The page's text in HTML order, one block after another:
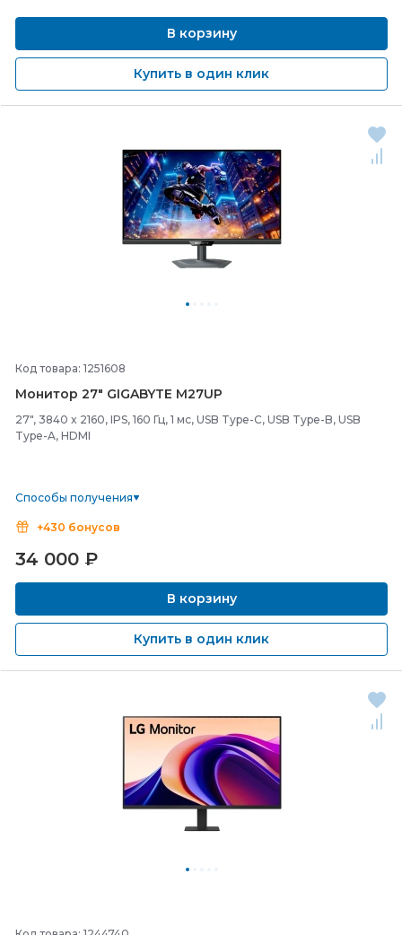
В корзину
Купить в один клик
Код товара: 1251608
Монитор 27" GIGABYTE M27UP
27", 3840 x 2160, IPS, 160 Гц, 1 мс, USB Type-C, USB Type-B, USB
Type-A, HDMI
Способы получения
+430 бонусов
34 000 ₽
В корзину
Купить в один клик